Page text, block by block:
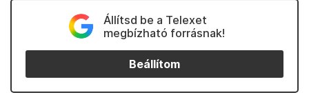
Állítsd be a Telexet
megbízható forrásnak!
Beállítom